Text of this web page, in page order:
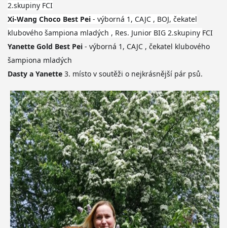
2.skupiny FCI
Xi-Wang Choco Best Pei - výborná 1, CAJC , BOJ, čekatel
klubového šampiona mladých , Res. Junior BIG 2.skupiny FCI
Yanette Gold Best Pei - výborná 1, CAJC , čekatel klubového
šampiona mladých
Dasty a Yanette 3. místo v soutěži o nejkrásnější pár psů.